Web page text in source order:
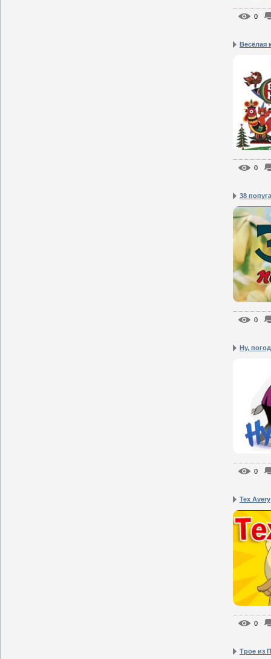
0
Весёлая
0
38
0
Ну,
0
Tex Avery
0
Трое из